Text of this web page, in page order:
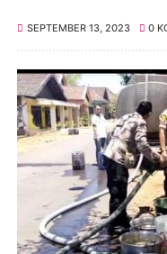
SEPTEMBER 13, 2023 0